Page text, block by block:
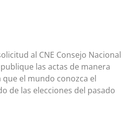
al CNE Consejo Nacional
las actas de manera
el mundo conozca el
de las elecciones del pasado